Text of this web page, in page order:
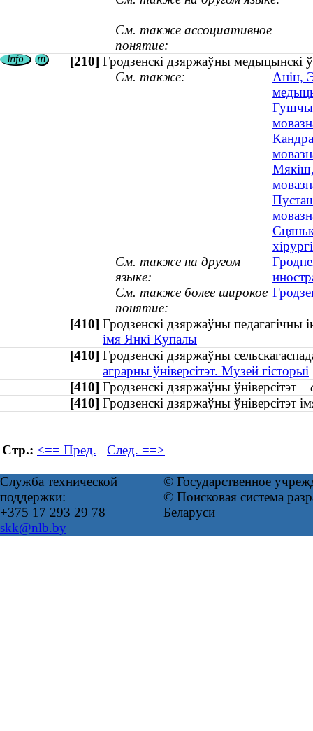
См. также ассоциативное
понятие:
[210] Гродзенскі дзяржаўны медыцынскі
См. также:
Анін,
Мякіш,
См. также на другом
языке:
См. также более широкое
понятие:
[410] Гродзенскі дзяржаўны
імя Янкі Купалы
[410] Гродзенскі дзяржаўны
аграрны ўніверсітэт. Музей гісторыі
[410] Гродзенскі дзяржаўны ўніверсітэт
[410] Гродзенскі дзяржаўны
Стр.: <== Пред. След. ==>
Служба технической
поддержки:
+375 17 293 29 78
skk@nlb.by
© Государственное
© Поисковая система
Беларуси